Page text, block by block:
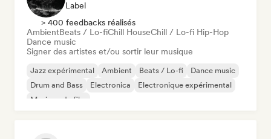
Label
> 400 feedbacks réalisés
AmbientBeats / Lo-fiChill HouseChill / Lo-fi Hip-Hop
Dance music
Signer des artistes et/ou sortir leur musique
Jazz expérimental Ambient Beats / Lo-fi
Dance music
Drum and Bass
Electronica
Electronique expérimental
Musique de film